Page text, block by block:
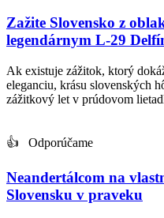
Zažite Slovensko z
legendárnym L-29
Ak existuje zážitok, ktorý
eleganciu, krásu slovenských
zážitkový let v prúdovom
👍 Odporúčame
Neandertálcom na
Slovensku v praveku